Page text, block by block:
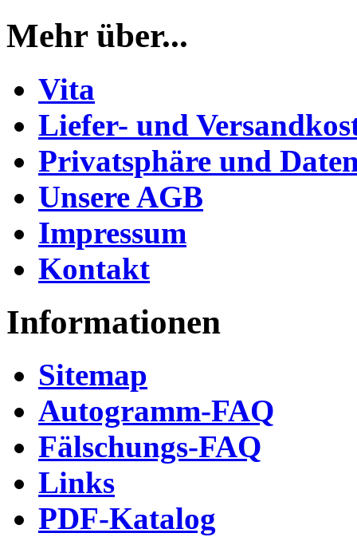
Mehr über...
Vita
Liefer- und
Privatsphäre und
Unsere AGB
Impressum
Kontakt
Informationen
Sitemap
Autogramm-FAQ
Fälschungs-FAQ
Links
PDF-Katalog